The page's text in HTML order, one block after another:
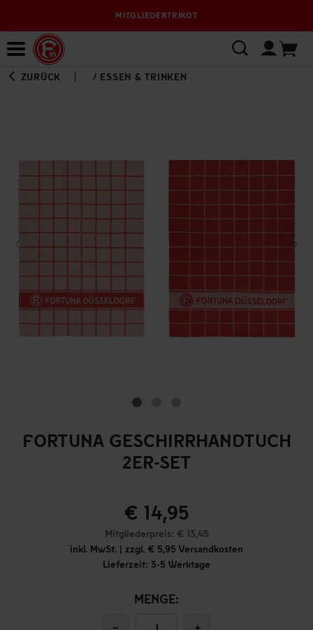
MITGLIEDERTRIKOT
ZURÜCK / ESSEN & TRINKEN
FORTUNA GESCHIRRHANDTUCH
2ER-SET
€ 14,95
Mitgliederpreis: € 13,45
inkl. MwSt. | zzgl. € 5,95 Versandkosten
Lieferzeit: 3-5 Werktage
MENGE:
− +